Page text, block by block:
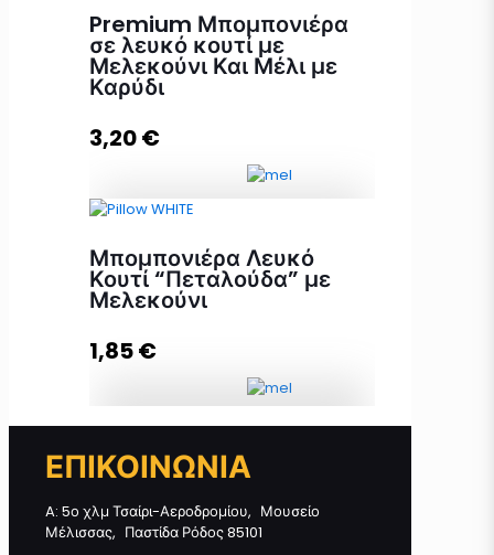
πανάκι ποσότητα
Premium Μπομπονιέρα
σε λευκό κουτί με
Μελεκούνι Και Μέλι με
Καρύδι
3,20€
Premium Μπομπονιέρα σε λευκό
κουτί με Μελεκούνι Και Μέλι με
Καρύδι ποσότητα
Προσθήκη στο καλάθι
Μπομπονιέρα Λευκό
Κουτί “Πεταλούδα” με
Μελεκούνι
1,85€
"Πεταλούδα" με Μελεκούνι
ποσότητα
ΕΠΙΚΟΙΝΩΝΙΑ
A: 5ο χλμ Τσαίρι-Αεροδρομίου, Μουσείο
Μέλισσας, Παστίδα Ρόδος 85101